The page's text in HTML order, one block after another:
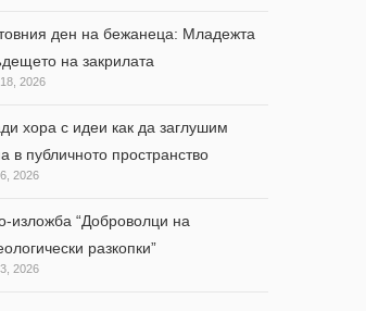
ден на бежанеца: Младежта
на закрилата
2026
хора с идеи как да заглушим
в публичното пространство
2026
изложба “Доброволци на
разкопки”
2026